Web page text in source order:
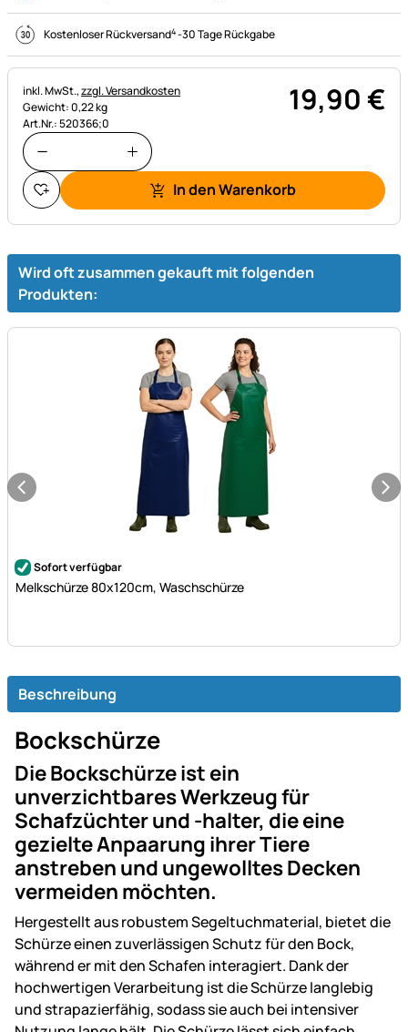
Kostenloser Rückversand4-30 Tage Rückgabe
Steuerhinweis:
inkl. MwSt.,zzgl. Versandkosten
Gewicht: 0,22 kg
Art.Nr.: 520366;0
19,90€
In den Warenkorb
Wird oft zusammen gekauft mit folgenden
Produkten:
Noch keine Bewertungen abgegeben
Sofort verfügbar
Melkschürze 80x120cm, Waschschürze
Beschreibung
Bockschürze
Die Bockschürze ist ein
unverzichtbares Werkzeug für
Schafzüchter und -halter, die eine
gezielte Anpaarung ihrer Tiere
anstreben und ungewolltes Decken
vermeiden möchten.
Hergestellt aus robustem Segeltuchmaterial, bietet die
Schürze einen zuverlässigen Schutz für den Bock,
während er mit den Schafen interagiert. Dank der
hochwertigen Verarbeitung ist die Schürze langlebig
und strapazierfähig, sodass sie auch bei intensiver